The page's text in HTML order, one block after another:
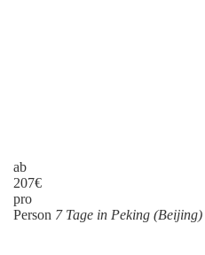
ab
207€
pro
Person 7 Tage in Peking (Beijing)